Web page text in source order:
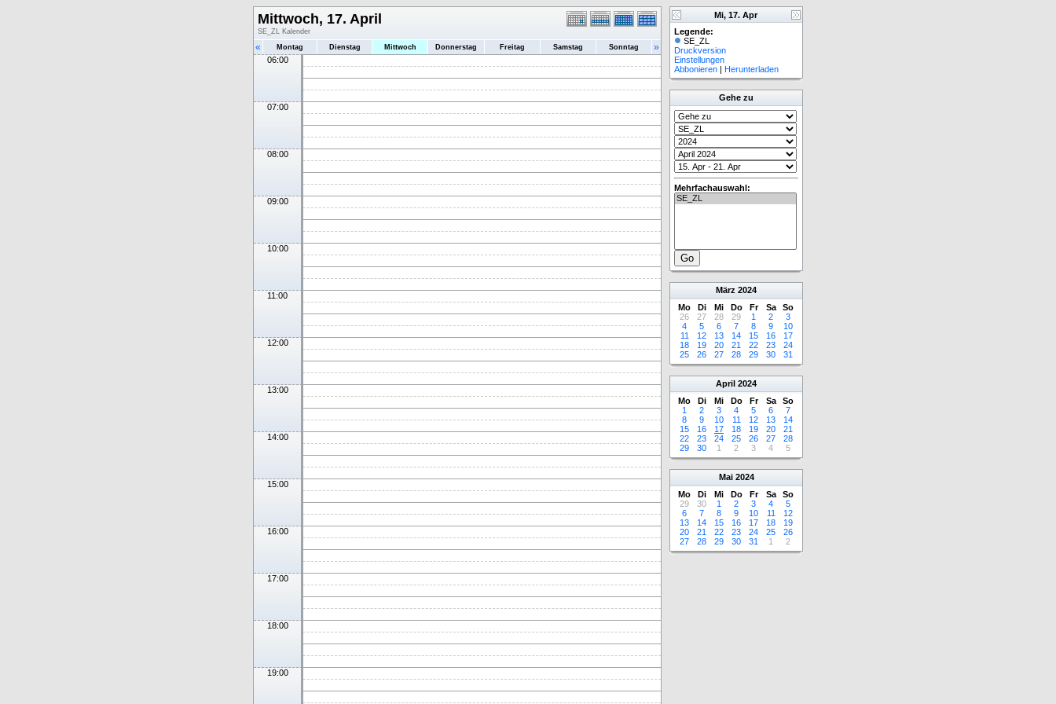
Mittwoch, 17. April
SE_ZL Kalender
« Montag Dienstag Mittwoch Donnerstag Freitag Samstag Sonntag »
06:00
07:00
08:00
09:00
10:00
11:00
12:00
13:00
14:00
15:00
16:00
17:00
18:00
19:00
Mi, 17. Apr
Legende:
SE_ZL
Druckversion
Einstellungen
Abbonieren | Herunterladen
Gehe zu
Mehrfachauswahl:
März 2024
Mo
Di Mi Do Fr Sa
So
26
27 28 29 1 2
3
4
5 6 7 8 9
10
11
12 13 14 15 16
17
18
19 20 21 22 23
24
25
26 27 28 29 30 31
April 2024
Mo
Di Mi Do Fr Sa
So
1
2 3 4 5 6
7
8
9 10 11 12 13
14
15
16 17 18 19 20
21
22
23 24 25 26 27
28
29
30 1 2 3 4 5
Mai 2024
Mo
Di Mi Do Fr Sa
So
29
30 1 2 3 4
5
6
7 8 9 10 11
12
13
14 15 16 17 18
19
20
21 22 23 24 25
26
27
28 29 30 31 1 2